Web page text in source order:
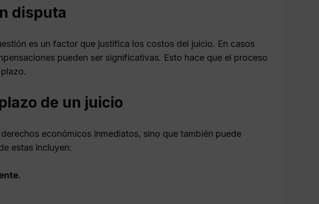
disputa
es un factor que justifica los costos del juicio. En casos
pueden ser significativas. Esto hace que el proceso
de un juicio
económicos inmediatos, sino que también puede
estas incluyen: